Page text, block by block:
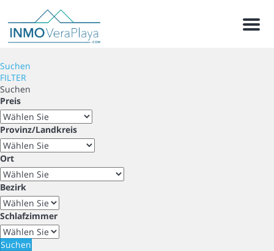
Menu
Suchen
FILTER
Suchen
Preis
Provinz/Landkreis
Ort
Bezirk
Schlafzimmer
Suchen